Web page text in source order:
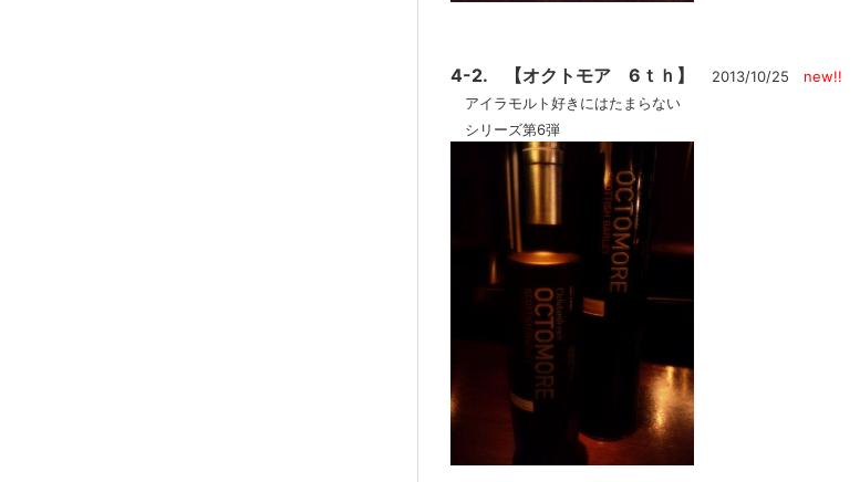
4-2. 【オクトモア 6ｔｈ】 2013/10/25 new!!
アイラモルト好きにはたまらない
シリーズ第6弾